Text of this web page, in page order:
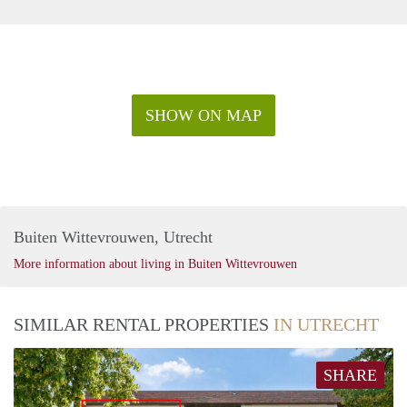
SHOW ON MAP
Buiten Wittevrouwen, Utrecht
More information about living in Buiten Wittevrouwen
SIMILAR RENTAL PROPERTIES IN UTRECHT
SHARE